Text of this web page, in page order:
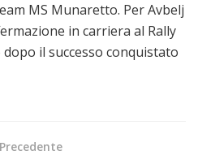
MS Munaretto. Per Avbelj
in carriera al Rally
il successo conquistato